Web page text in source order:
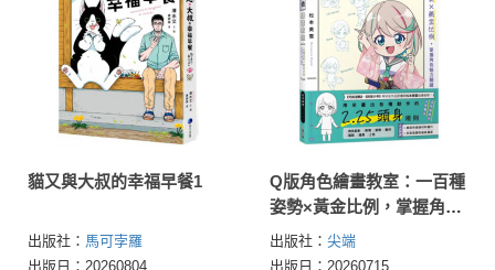
貓又與大叔的幸福早餐1
出版社： 馬可孛羅
出版日：20260804
Q版角色繪畫教室：一百種
姿勢×黃金比例，掌握角色
魅力關鍵
出版社： 尖端
出版日：20260715